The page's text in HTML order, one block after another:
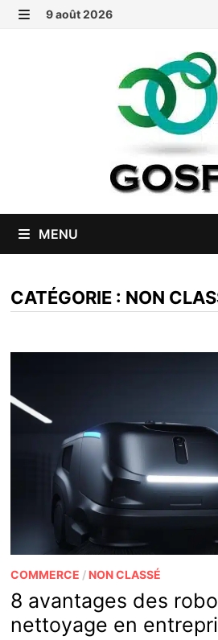
Passer
9 août 2026
MENU
CATÉGORIE : NON
COMMERCE / NON CLASSÉ
8 avantages des
nettoyage en